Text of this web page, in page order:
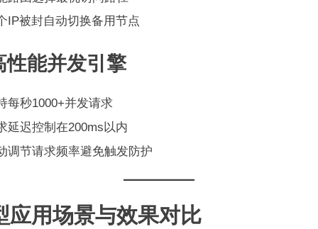
IP被封自动切换备用节点
性能并发引擎
每秒1000+并发请求
延迟控制在200ms以内
调节请求频率避免触发防护
应用场景与效果对比